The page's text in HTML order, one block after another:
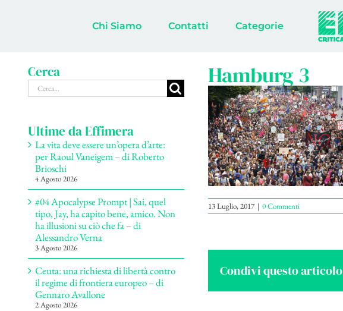
Chi Siamo Contatti Categorie
Hamburg 3
13 Luglio, 2017 | 0 Commenti
Condivi questo articolo
Cerca
Cerca
per:
Ultime da Effimera
La vita deve essere un’opera d’arte:
per Raoul Vaneigem – di Roberto
Brioschi
4 Agosto 2026
#04 Apocalypse Prompt | Sai, quel
tipo, Jay, ha capito bene, amico. Non
ha illusioni su ciò che fa – di
Alessandro Verna
3 Agosto 2026
Ceuta: una richiesta di libertà contro
il regime di frontiera europeo – di
Gennaro Avallone
2 Agosto 2026